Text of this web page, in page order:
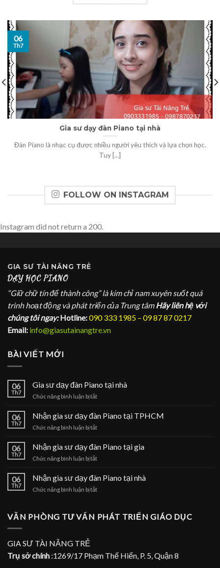
Gia sư dạy đàn Piano tại nhà
Đàn Piano là nhạc cụ được nhiều người yêu thích và lựa chọn học.
Tuy [...]
06
Th7
FOLLOW ON INSTAGRAM
Instagram did not return a 200.
GIA SƯ TÀI NĂNG TRẺ
DẠY HỌC PIANO
“Giữ chữ tín để thành công” là kim chỉ nam xuyên suốt quá
trình hoạt động và phát triển của Trung tâm Hãy liên hệ với
chúng tôi ngay: Hotline:090 333 1985 – 09 87 87 0217
Email: info@giasutainangtre.vn
BÀI VIẾT MỚI
06
Th7
Gia sư dạy đàn Piano tại nhà
Chức năng bình luận bị tắtở
dạy
đàn
tại
06
Th7
Nhận gia sư dạy đàn Piano tại TPHCM
Chức năng bình luận bị tắtở
gia
sư
dạy
Piano
TPHCM
06
Th7
Nhận gia sư dạy đàn Piano tại gia
Chức năng bình luận bị tắtở
gia
sư
dạy
tại
06
Th7
Nhận gia sư dạy đàn Piano tại nhà
Chức năng bình luận bị tắtở
sư
nhà
VĂN PHÒNG TƯ VẤN PHÁT TRIỂN GIÁO DỤC
GIA SƯ TÀI NĂNG TRẺ
Trụ sở chính :1269/17 Phạm Thế Hiển, P. 5, Quận 8